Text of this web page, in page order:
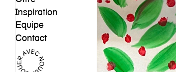
Inspiration
Equipe
Contact